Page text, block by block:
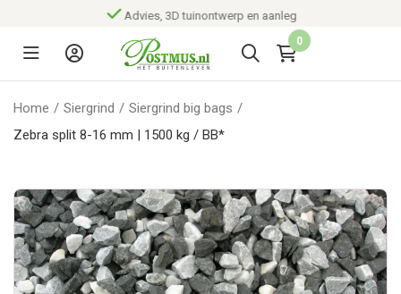
Advies, 3D tuinontwerp en aanleg
0
Home / Siergrind / Siergrind big bags /
Zebra split 8-16 mm | 1500 kg / BB*